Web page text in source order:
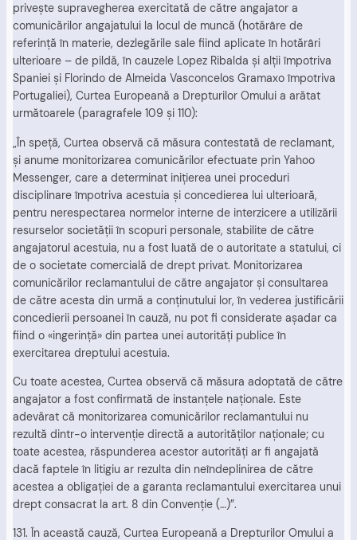
priveşte supravegherea exercitată de către angajator a
comunicărilor angajatului la locul de muncă (hotărâre de
referinţă în materie, dezlegările sale fiind aplicate în hotărâri
ulterioare – de pildă, în cauzele Lopez Ribalda şi alţii împotriva
Spaniei şi Florindo de Almeida Vasconcelos Gramaxo împotriva
Portugaliei), Curtea Europeană a Drepturilor Omului a arătat
următoarele (paragrafele 109 şi 110):
„În speţă, Curtea observă că măsura contestată de reclamant,
şi anume monitorizarea comunicărilor efectuate prin Yahoo
Messenger, care a determinat iniţierea unei proceduri
disciplinare împotriva acestuia şi concedierea lui ulterioară,
pentru nerespectarea normelor interne de interzicere a utilizării
resurselor societăţii în scopuri personale, stabilite de către
angajatorul acestuia, nu a fost luată de o autoritate a statului, ci
de o societate comercială de drept privat. Monitorizarea
comunicărilor reclamantului de către angajator şi consultarea
de către acesta din urmă a conţinutului lor, în vederea justificării
concedierii persoanei în cauză, nu pot fi considerate aşadar ca
fiind o «ingerinţă» din partea unei autorităţi publice în
exercitarea dreptului acestuia.
Cu toate acestea, Curtea observă că măsura adoptată de către
angajator a fost confirmată de instanţele naţionale. Este
adevărat că monitorizarea comunicărilor reclamantului nu
rezultă dintr-o intervenţie directă a autorităţilor naţionale; cu
toate acestea, răspunderea acestor autorităţi ar fi angajată
dacă faptele în litigiu ar rezulta din neîndeplinirea de către
acestea a obligaţiei de a garanta reclamantului exercitarea unui
drept consacrat la art. 8 din Convenţie (…)”.
131. În această cauză, Curtea Europeană a Drepturilor Omului a